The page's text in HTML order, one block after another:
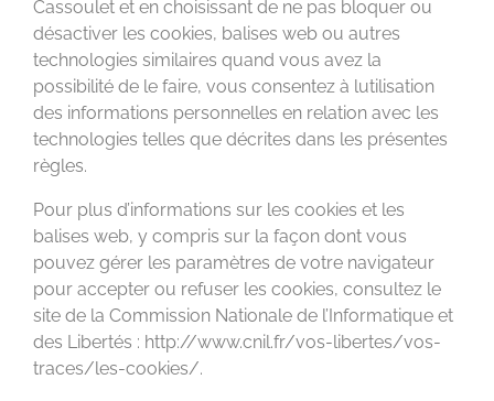
Cassoulet et en choisissant de ne pas bloquer ou
désactiver les cookies, balises web ou autres
technologies similaires quand vous avez la
possibilité de le faire, vous consentez à lutilisation
des informations personnelles en relation avec les
technologies telles que décrites dans les présentes
règles.
Pour plus d’informations sur les cookies et les
balises web, y compris sur la façon dont vous
pouvez gérer les paramètres de votre navigateur
pour accepter ou refuser les cookies, consultez le
site de la Commission Nationale de l’Informatique et
des Libertés : http://www.cnil.fr/vos-libertes/vos-
traces/les-cookies/.